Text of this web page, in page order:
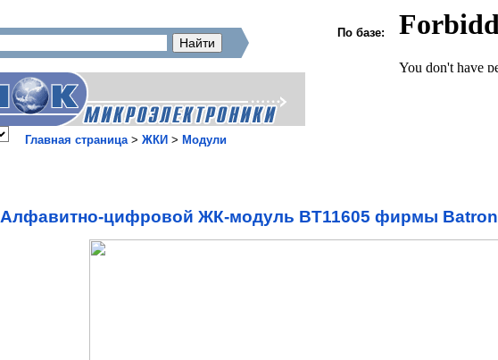
По базе:
Главная страница> ЖКИ > Модули
Алфавитно-цифровой ЖК-модуль BT11605 фирмы Batron